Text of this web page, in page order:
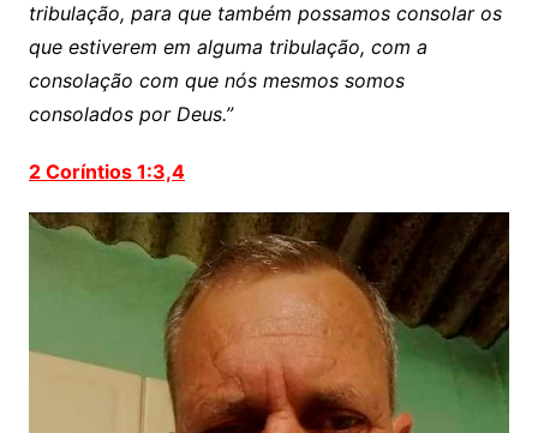
tribulação, para que também possamos consolar os
que estiverem em alguma tribulação, com a
consolação com que nós mesmos somos
consolados por Deus.”
2 Coríntios 1:3,4